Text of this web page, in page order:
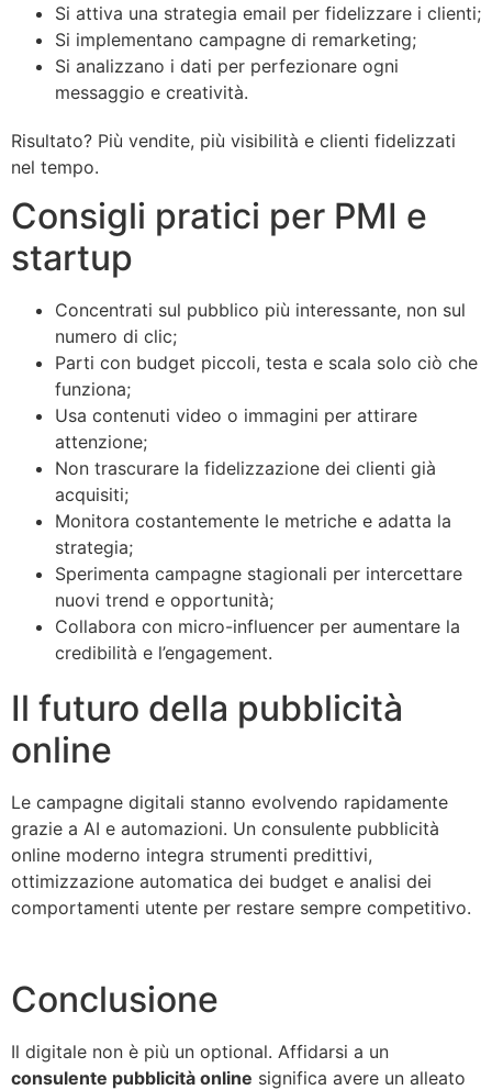
Si attiva una strategia email per fidelizzare i clienti;
Si implementano campagne di remarketing;
Si analizzano i dati per perfezionare ogni
messaggio e creatività.
Risultato? Più vendite, più visibilità e clienti fidelizzati
nel tempo.
Consigli pratici per PMI e
startup
Concentrati sul pubblico più interessante, non sul
numero di clic;
Parti con budget piccoli, testa e scala solo ciò che
funziona;
Usa contenuti video o immagini per attirare
attenzione;
Non trascurare la fidelizzazione dei clienti già
acquisiti;
Monitora costantemente le metriche e adatta la
strategia;
Sperimenta campagne stagionali per intercettare
nuovi trend e opportunità;
Collabora con micro-influencer per aumentare la
credibilità e l’engagement.
Il futuro della pubblicità
online
Le campagne digitali stanno evolvendo rapidamente
grazie a AI e automazioni. Un consulente pubblicità
online moderno integra strumenti predittivi,
ottimizzazione automatica dei budget e analisi dei
comportamenti utente per restare sempre competitivo.
Conclusione
Il digitale non è più un optional. Affidarsi a un
consulente pubblicità online significa avere un alleato